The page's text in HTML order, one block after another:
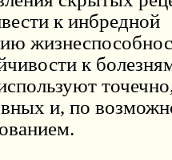
к инбредной
к
и, по